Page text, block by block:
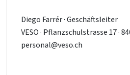
Diego Farrér · Geschäftsleiter
VESO · Pflanzschulstrasse 17 ·
personal@veso.ch